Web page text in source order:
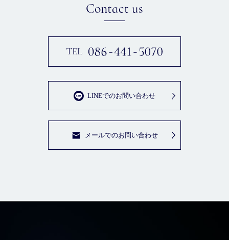
Contact us
LINEでのお問い合わせ
メールでのお問い合わせ